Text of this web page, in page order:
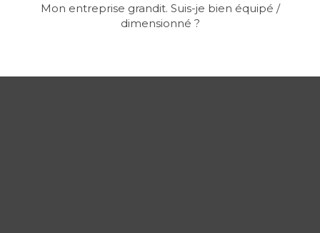
Mon entreprise grandit. Suis-je bien équipé /
dimensionné ?